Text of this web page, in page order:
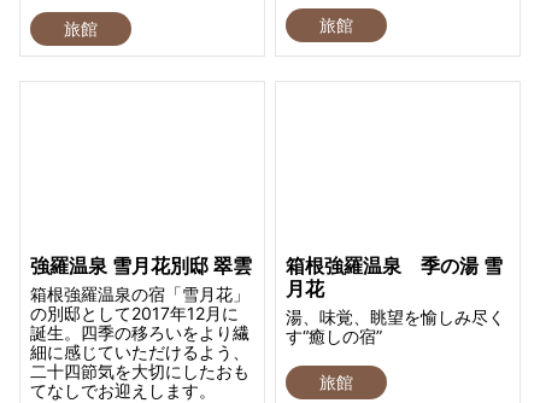
旅館 旅館
強羅温泉 雪月花別邸 翠雲
箱根強羅温泉の宿「雪月花」
の別邸として2017年12月に
誕生。四季の移ろいをより繊
細に感じていただけるよう、
二十四節気を大切にしたおも
てなしでお迎えします。
箱根強羅温泉 季の湯 雪
月花
湯、味覚、眺望を愉しみ尽く
す“癒しの宿”
旅館